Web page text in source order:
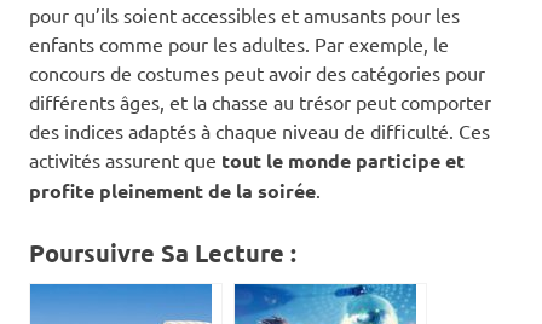
pour qu’ils soient accessibles et amusants pour les
enfants comme pour les adultes. Par exemple, le
concours de costumes peut avoir des catégories pour
différents âges, et la chasse au trésor peut comporter
des indices adaptés à chaque niveau de difficulté. Ces
activités assurent que tout le monde participe et
profite pleinement de la soirée.
Poursuivre Sa Lecture :